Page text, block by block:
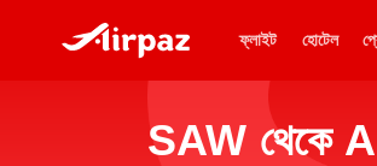
ফ্লাইট হোটেল
SAW থেকে